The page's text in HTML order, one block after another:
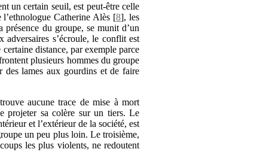
un certain seuil, est peut-être celle
Catherine Alès [8], les
du groupe, se munit d’un
s’écroule, le conflit est
distance, par exemple parce
plusieurs hommes du groupe
des lames aux gourdins et de faire
aucune trace de mise à mort
projeter sa colère sur un tiers. Le
et l’extérieur de la société, est
un peu plus loin. Le troisième,
les plus violents, ne redoutent